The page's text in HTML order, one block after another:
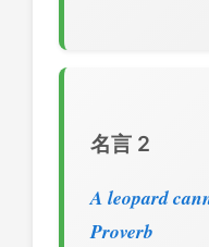
名言 2
A leopard
Proverb